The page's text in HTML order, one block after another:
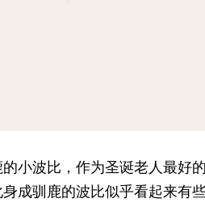
小波比，作为圣诞老人最好
成驯鹿的波比似乎看起来有